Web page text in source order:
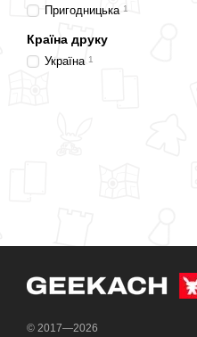
Пригодницька 1
Країна друку
Україна 1
© 2017—2026